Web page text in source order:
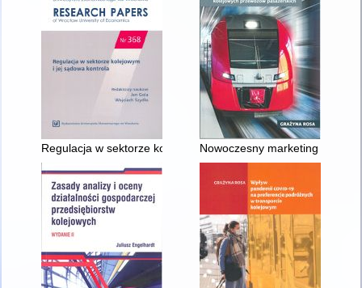
Regulacja w sektorze kolejowym i jej sądowa kontrola
Nowoczesny marketing